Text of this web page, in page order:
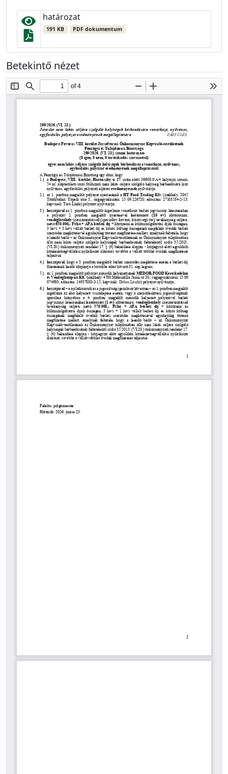
határozat
191 KB PDF dokumentum
Betekintő nézet